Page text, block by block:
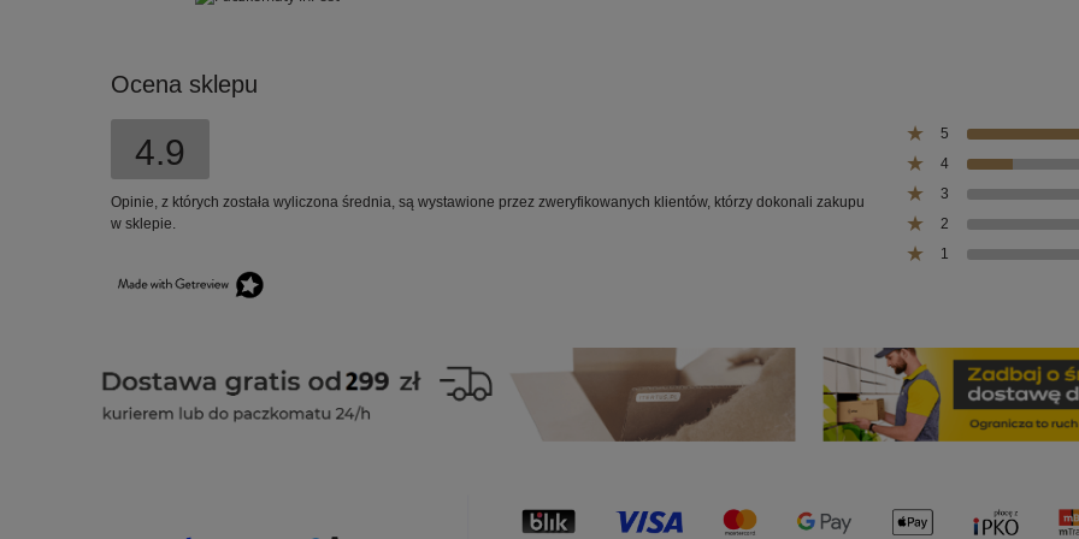
Ocena sklepu
4.9
Opinie, z których została wyliczona średnia, są wystawione przez zweryfikowanych klientów, którzy dokonali zakupu
w sklepie.
5
4
3
2
1